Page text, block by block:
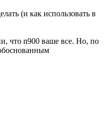
(и как использовать в
что n900 ваше все. Но, по